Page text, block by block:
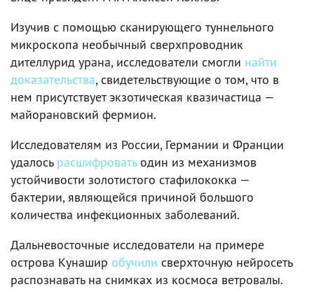
Изучив с помощью сканирующего туннельного
микроскопа необычный сверхпроводник
дителлурид урана, исследователи смогли найти
доказательства, свидетельствующие о том, что в
нем присутствует экзотическая квазичастица —
майорановский фермион.
Исследователям из России, Германии и Франции
удалось расшифроватьодин из механизмов
устойчивости золотистого стафилококка —
бактерии, являющейся причиной большого
количества инфекционных заболеваний.
Дальневосточные исследователи на примере
острова Кунашир обучили сверхточную нейросеть
распознавать на снимках из космоса ветровалы.